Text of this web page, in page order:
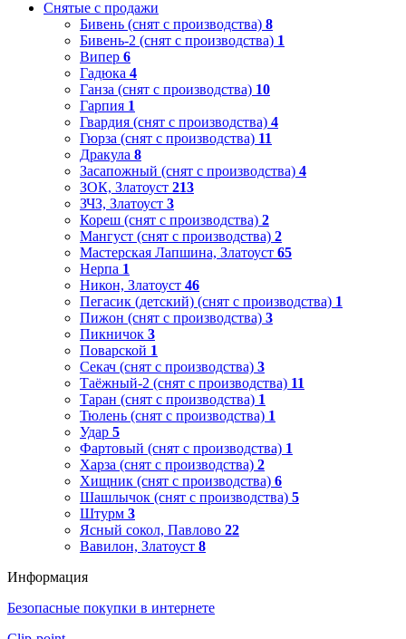
Снятые с продажи
Бивень (снят с производства) 8
Бивень-2 (снят с производства) 1
Випер 6
Гадюка 4
Ганза (снят с производства) 10
Гарпия 1
Гвардия (снят с производства) 4
Гюрза (снят с производства) 11
Дракула 8
Засапожный (снят с производства) 4
ЗОК, Златоуст 213
ЗЧЗ, Златоуст 3
Кореш (снят с производства) 2
Мангуст (снят с производства) 2
Мастерская Лапшина, Златоуст 65
Нерпа 1
Никон, Златоуст 46
Пегасик (детский) (снят с производства) 1
Пижон (снят с производства) 3
Пикничок 3
Поварской 1
Секач (снят с производства) 3
Таёжный-2 (снят с производства) 11
Таран (снят с производства) 1
Тюлень (снят с производства) 1
Удар 5
Фартовый (снят с производства) 1
Харза (снят с производства) 2
Хищник (снят с производства) 6
Шашлычок (снят с производства) 5
Штурм 3
Ясный сокол, Павлово 22
Вавилон, Златоуст 8
Информация
Безопасные покупки в интернете